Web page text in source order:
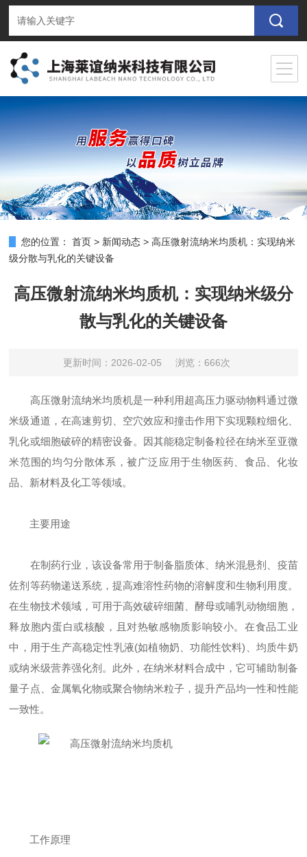
您的位置： 首页 > 新闻动态 >高压微射流纳米均质机：实现纳米
级分散与乳化的关键设备
高压微射流纳米均质机：实现纳米级分
散与乳化的关键设备
更新时间：2026-02-05 浏览：666次
高压微射流纳米均质机是一种利用超高压力驱动物料通过微
米级通道，在高速剪切、空穴效应和撞击作用下实现颗粒细化、
乳化或细胞破碎的精密设备。因其能稳定制备粒径在纳米至亚微
米范围的均匀分散体系，被广泛应用于生物医药、食品、化妆
品、新材料及化工等领域。
主要用途
在制药行业，该设备常用于制备脂质体、纳米混悬剂、疫苗
佐剂等药物递送系统，提高难溶性药物的溶解度和生物利用度。
在生物技术领域，可用于高效破碎细菌、酵母或哺乳动物细胞，
释放胞内蛋白或核酸，且对热敏感物质影响较小。在食品工业
中，用于生产高稳定性乳液(如植物奶、功能性饮料)、均质牛奶
或纳米级营养强化剂。此外，在纳米材料合成中，它可辅助制备
量子点、金属氧化物或聚合物纳米粒子，提升产品均一性和性能
一致性。
工作原理